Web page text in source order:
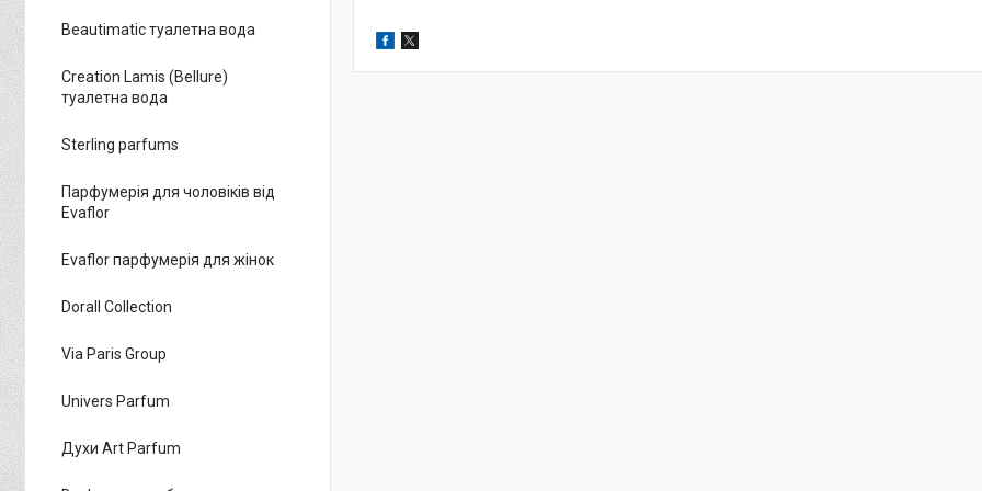
Beautimatic туалетна вода
Creation Lamis (Bellure)
туалетна вода
Sterling parfums
Парфумерія для чоловіків від
Evaflor
Evaflor парфумерія для жінок
Dorall Collection
Via Paris Group
Univers Parfum
Духи Art Parfum